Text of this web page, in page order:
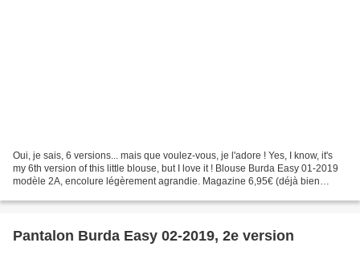
Oui, je sais, 6 versions... mais que voulez-vous, je l'adore ! Yes, I know, it's
my 6th version of this little blouse, but I love it ! Blouse Burda Easy 01-2019
modèle 2A, encolure légèrement agrandie. Magazine 6,95€ (déjà bien
Pantalon Burda Easy 02-2019, 2e version